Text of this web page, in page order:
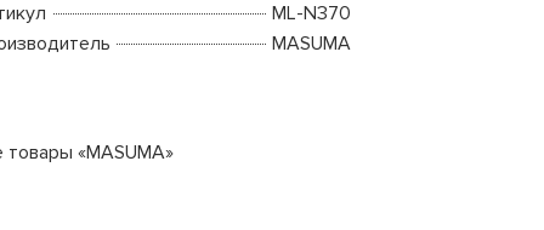
ML-N370
MASUMA
товары «MASUMA»